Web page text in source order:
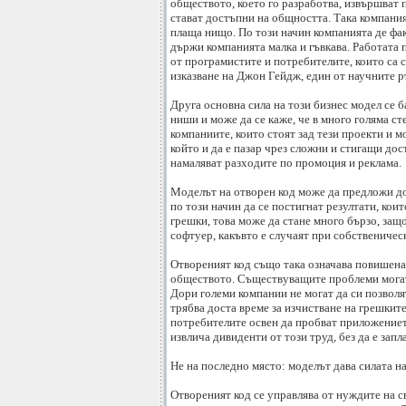
обществото, което го разработва,
стават достъпни на общността. Така
плаща нищо. По този начин компанията де
държи компанията малка и гъвкава.
от програмистите и потребителите, които
изказване на Джон Гейдж, един от научните
Друга основна сила на този бизнес модел се
ниши и може да се каже, че в много голяма
компаниите, които стоят зад тези проекти и
който и да е пазар чрез сложни и стигащи
намаляват разходите по промоция и реклама.
Моделът на отворен код може да предложи
по този начин да се постигнат резултати,
грешки, това може да стане много бързо,
софтуер, какъвто е случаят при
Отвореният код също така означава
обществото. Съществуващите проблеми
Дори големи компании не могат да си
трябва доста време за изчистване на
потребителите освен да пробват
извлича дивиденти от този труд, без да е
Не на последно място: моделът дава силата
Отвореният код се управлява от нуждите на